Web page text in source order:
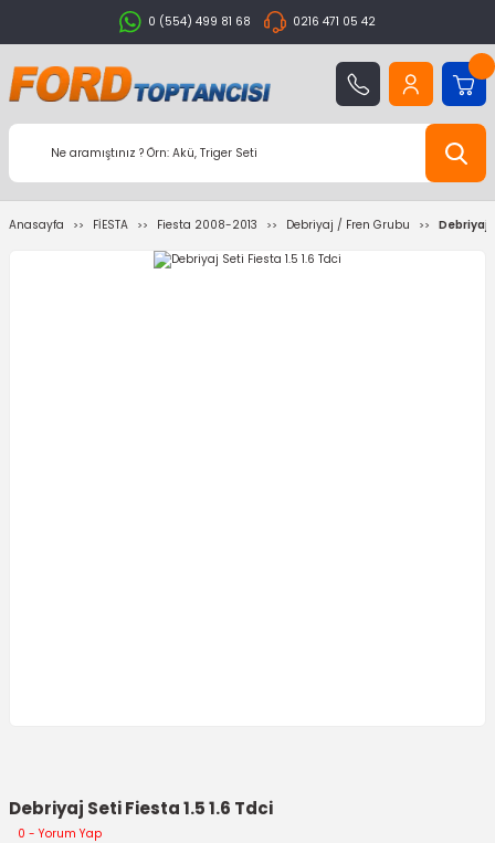
0 (554) 499 81 68 0216 471 05 42
Anasayfa FİESTA Fiesta 2008-2013 Debriyaj / Fren Grubu Debriyaj
Debriyaj Seti Fiesta 1.5 1.6 Tdci
0 - Yorum Yap